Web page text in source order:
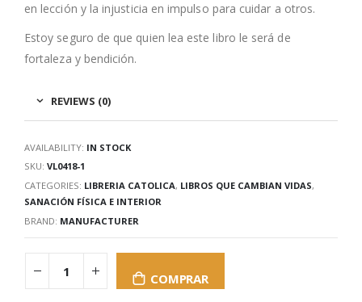
en lección y la injusticia en impulso para cuidar a otros.
Estoy seguro de que quien lea este libro le será de
fortaleza y bendición.
REVIEWS (0)
AVAILABILITY: IN STOCK
SKU: VL0418-1
CATEGORIES: LIBRERIA CATOLICA, LIBROS QUE CAMBIAN VIDAS,
SANACIÓN FÍSICA E INTERIOR
BRAND: MANUFACTURER
COMPRAR